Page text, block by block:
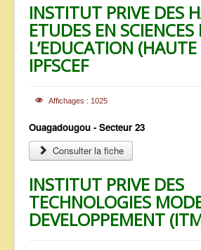
INSTITUT PRIVE DES
ETUDES EN SCIENCES
L’EDUCATION
IPFSCEF
Affichages : 1025
Ouagadougou - Secteur 23
Consulter la fiche
INSTITUT PRIVE DES
TECHNOLOGIES
DEVELOPPEMENT